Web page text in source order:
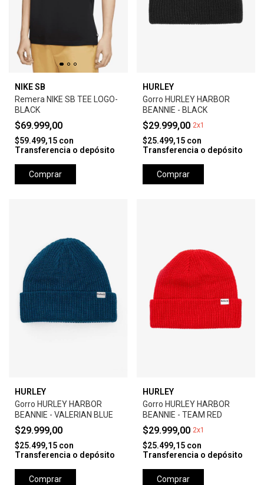
NIKE SB
Remera NIKE SB TEE LOGO-
BLACK
$69.999,00
$59.499,15 con
Transferencia o depósito
Comprar
HURLEY
Gorro HURLEY HARBOR
BEANNIE - BLACK
$29.999,00 2x1
$25.499,15 con
Transferencia o depósito
Comprar
HURLEY
Gorro HURLEY HARBOR
BEANNIE - VALERIAN BLUE
$29.999,00
$25.499,15 con
Transferencia o depósito
Comprar
HURLEY
Gorro HURLEY HARBOR
BEANNIE - TEAM RED
$29.999,00 2x1
$25.499,15 con
Transferencia o depósito
Comprar